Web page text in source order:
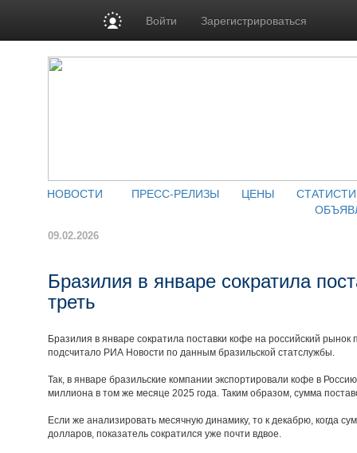
Войти Зарегистрироваться
НОВОСТИ ПРЕСС-РЕЛИЗЫ ЦЕНЫ
09.02.2026
Бразилия в январе сократила
треть
Бразилия в январе сократила поставки кофе на российский
подсчитало РИА Новости по данным бразильской статслужбы.
Так, в январе бразильские компании экспортировали кофе в
миллиона в том же месяце 2025 года. Таким образом, сумма
Если же анализировать месячную динамику, то к декабрю, когда
долларов, показатель сократился уже почти вдвое.